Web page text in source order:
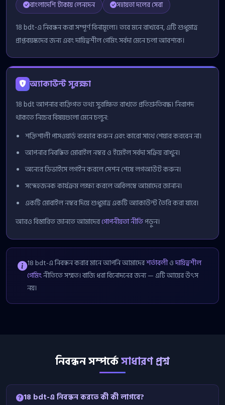
বাংলাদেশি টাকায় লেনদেন সহায়তা দলের সেবা
18 bdt-এ নিবন্ধন করা সম্পূর্ণ বিনামূল্যে। তবে মনে রাখবেন, এটি শুধুমাত্র
প্রাপ্তবয়স্কদের জন্য এবং দায়িত্বশীল গেমিং সর্বদা মেনে চলা আবশ্যক।
অ্যাকাউন্ট সুরক্ষা
18 bdt আপনার ব্যক্তিগত তথ্য সুরক্ষিত রাখতে প্রতিশ্রুতিবদ্ধ। নিরাপদ
থাকতে নিচের বিষয়গুলো মেনে চলুন:
শক্তিশালী পাসওয়ার্ড ব্যবহার করুন এবং কারো সাথে শেয়ার করবেন না।
আপনার নিবন্ধিত মোবাইল নম্বর ও ইমেইল সর্বদা সক্রিয় রাখুন।
অন্যের ডিভাইসে লগইন করলে সেশন শেষে লগআউট করুন।
সন্দেহজনক কার্যক্রম লক্ষ্য করলে অবিলম্বে আমাদের জানান।
একটি মোবাইল নম্বর দিয়ে শুধুমাত্র একটি অ্যাকাউন্ট তৈরি করা যাবে।
আরও বিস্তারিত জানতে আমাদেরগোপনীয়তা নীতিপড়ুন।
18 bdt-এ নিবন্ধন করার মানে আপনি আমাদেরশর্তাবলীওদায়িত্বশীল
গেমিংনীতিতে সম্মত। বাজি ধরা বিনোদনের জন্য — এটি আয়ের উৎস
নয়।
নিবন্ধন সম্পর্কেসাধারণ প্রশ্ন
18 bdt-এ নিবন্ধন করতে কী কী লাগবে?